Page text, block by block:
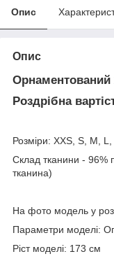
Опис
Опис
Орнаментований
Роздрібна
Розміри: XXS, S, M,
Склад тканини - 96%
тканина)
На фото модель у
Параметри моделі:
Ріст моделі: 173 см